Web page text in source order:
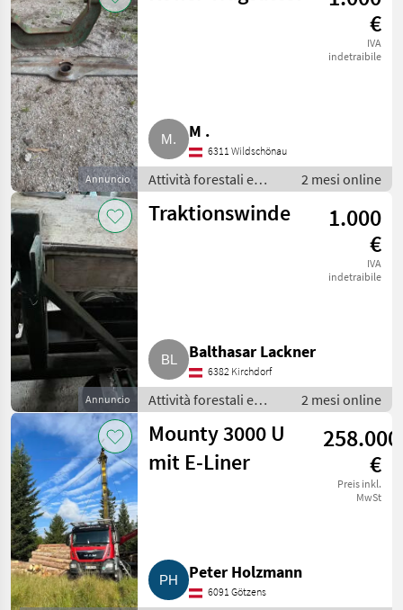
Annuncio
€
IVA
indetraibile
M .
6311 Wildschönau
Attività forestali e
lavorazione del legno
/ Impianti a fune per
2 mesi online
Annuncio
Traktionswinde
1.000
€
IVA
indetraibile
Balthasar Lackner
6382 Kirchdorf
Attività forestali e
lavorazione del legno
/ Impianti a fune per
esbosco
2 mesi online
Mounty 3000 U
mit E-Liner
258.000
€
Preis inkl.
MwSt
Peter Holzmann
6091 Götzens